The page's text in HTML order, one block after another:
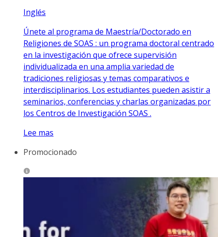
Inglés
Únete al programa de Maestría/Doctorado en
Religiones de SOAS : un programa doctoral centrado
en la investigación que ofrece supervisión
individualizada en una amplia variedad de
tradiciones religiosas y temas comparativos e
interdisciplinarios. Los estudiantes pueden asistir a
seminarios, conferencias y charlas organizadas por
los Centros de Investigación SOAS .
Lee mas
Promocionado